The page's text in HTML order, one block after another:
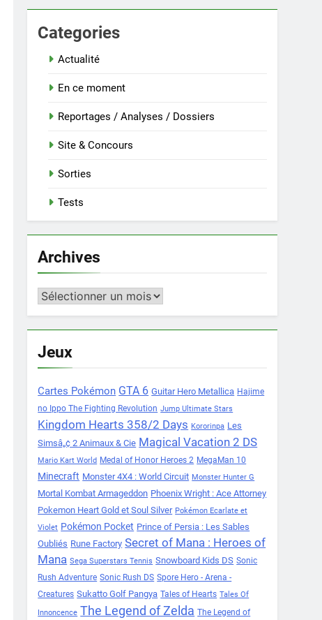
Categories
Actualité
En ce moment
Reportages / Analyses / Dossiers
Site & Concours
Sorties
Tests
Archives
Archives
Jeux
Cartes Pokémon GTA 6 Guitar Hero Metallica Hajime
no Ippo The Fighting Revolution Jump Ultimate Stars
Kingdom Hearts 358/2 Days Kororinpa Les
Simsâ„¢ 2 Animaux & Cie Magical Vacation 2 DS
Mario Kart World Medal of Honor Heroes 2 MegaMan 10
Minecraft Monster 4X4 : World Circuit Monster Hunter G
Mortal Kombat Armageddon Phoenix Wright : Ace Attorney
Pokemon Heart Gold et Soul Silver Pokémon Ecarlate et
Violet Pokémon Pocket Prince of Persia : Les Sables
Oubliés Rune Factory Secret of Mana : Heroes of
Mana Sega Superstars Tennis Snowboard Kids DS Sonic
Rush Adventure Sonic Rush DS Spore Hero - Arena -
Creatures Sukatto Golf Pangya Tales of Hearts Tales Of
Innoncence The Legend of Zelda The Legend of